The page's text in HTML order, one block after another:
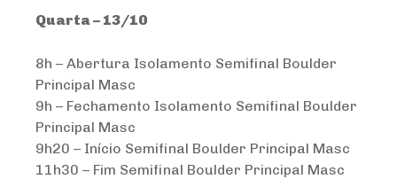
Quarta – 13/10
8h – Abertura Isolamento Semifinal Boulder
Principal Masc
9h – Fechamento Isolamento Semifinal Boulder
Principal Masc
9h20 – Início Semifinal Boulder Principal Masc
11h30 – Fim Semifinal Boulder Principal Masc